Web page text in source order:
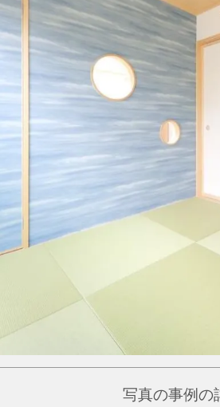
写真の事例の